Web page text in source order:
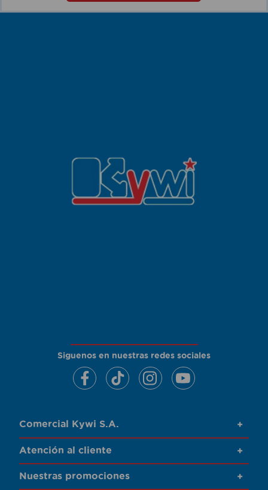
Siguenos en nuestras redes sociales
Comercial Kywi S.A. +
Atención al cliente +
Nuestras promociones +